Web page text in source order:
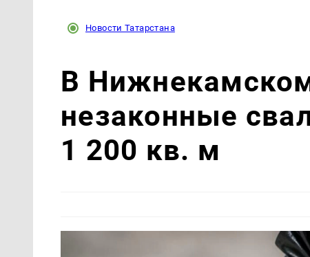
Новости Татарстана
В
незаконные
1 200 кв. м